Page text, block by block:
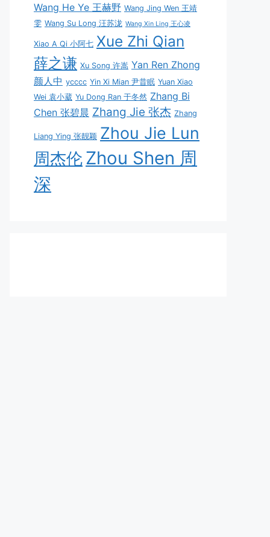
Wang He Ye 王赫野 Wang Jing Wen 王靖
雯 Wang Su Long 汪苏泷 Wang Xin Ling 王心凌
Xiao A Qi 小阿七 Xue Zhi Qian
薛之谦 Xu Song 许嵩 Yan Ren Zhong
颜人中 ycccc Yin Xi Mian 尹昔眠 Yuan Xiao
Wei 袁小葳 Yu Dong Ran 于冬然 Zhang Bi
Chen 张碧晨 Zhang Jie 张杰 Zhang
Liang Ying 张靓颖 Zhou Jie Lun
周杰伦Zhou Shen 周
深